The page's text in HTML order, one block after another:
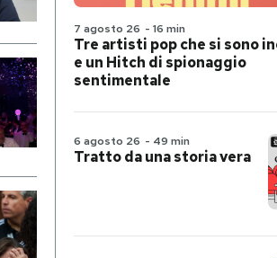
7 agosto 26 - 16 min
Tre artisti pop che si sono
e un Hitch di spionaggio
sentimentale
6 agosto 26 - 49 min
Tratto da una storia vera